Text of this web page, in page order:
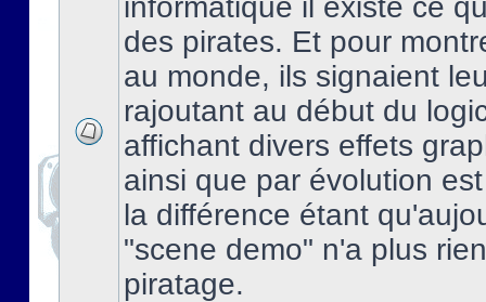
informatique il existe ce
des pirates. Et pour
au monde, ils signaient
rajoutant au début du
affichant divers effets
ainsi que par évolution
la différence étant
"scene demo" n'a plus
piratage.